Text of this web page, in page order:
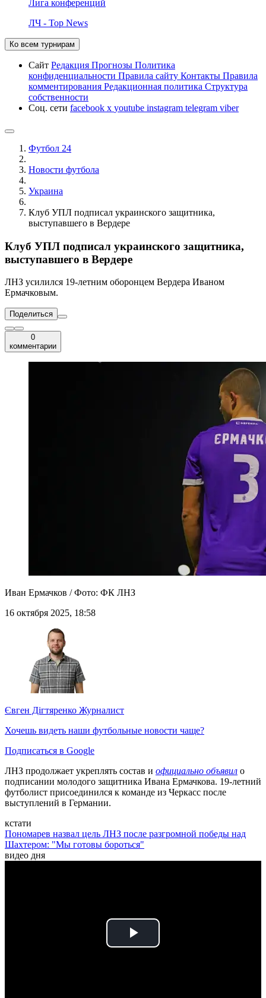
Лига конференций
ЛЧ - Top News
Ко всем турнирам
Сайт Редакция Прогнозы Политика
конфиденциальности Правила сайту Контакты Правила
комментирования Редакционная политика Структура
собственности
Соц. сети facebook x youtube instagram telegram viber
Футбол 24
Новости футбола
Украина
Клуб УПЛ подписал украинского защитника,
выступавшего в Вердере
Клуб УПЛ подписал украинского защитника,
выступавшего в Вердере
ЛНЗ усилился 19-летним оборонцем Вердера Иваном
Ермачковым.
Поделиться
0
комментарии
Иван Ермачков / Фото: ФК ЛНЗ
16 октября 2025, 18:58
Євген Дігтяренко Журналист
Хочешь видеть наши футбольные новости чаще?
Подписаться в Google
ЛНЗ продолжает укреплять состав и официально объявил о
подписании молодого защитника Ивана Ермачкова. 19-летний
футболист присоединился к команде из Черкасс после
выступлений в Германии.
кстати
Пономарев назвал цель ЛНЗ после разгромной победы над
Шахтером: "Мы готовы бороться"
видео дня
Play